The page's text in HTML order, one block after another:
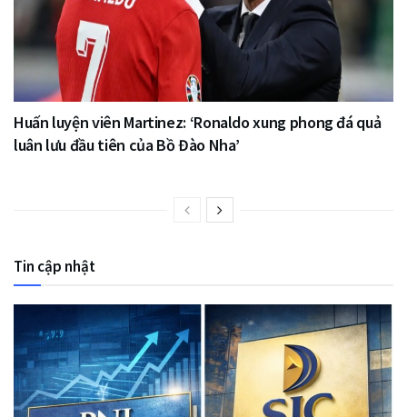
Huấn luyện viên Martinez: ‘Ronaldo xung phong đá quả
luân lưu đầu tiên của Bồ Đào Nha’
Tin cập nhật